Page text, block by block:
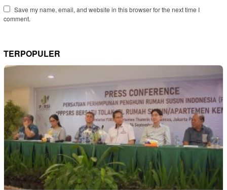
Save my name, email, and website in this browser for the next time I
comment.
TERPOPULER